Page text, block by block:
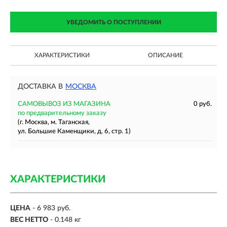
УВЕДОМИТЬ О ПОСТУПЛЕНИИ
ХАРАКТЕРИСТИКИ ОПИСАНИЕ
ДОСТАВКА В МОСКВА
САМОВЫВОЗ ИЗ МАГАЗИНА
0 руб.
по предварительному заказу
(г. Москва, м. Таганская,
ул. Большие Каменщики, д. 6, стр. 1)
ХАРАКТЕРИСТИКИ
ЦЕНА - 6 983 руб.
ВЕС НЕТТО - 0.148 кг